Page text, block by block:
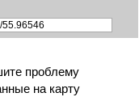
проблему
на карту